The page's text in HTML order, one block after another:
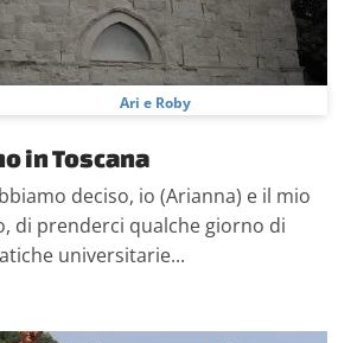
Ari e Roby
in Toscana
deciso, io (Arianna) e il mio
di prenderci qualche giorno di
universitarie...